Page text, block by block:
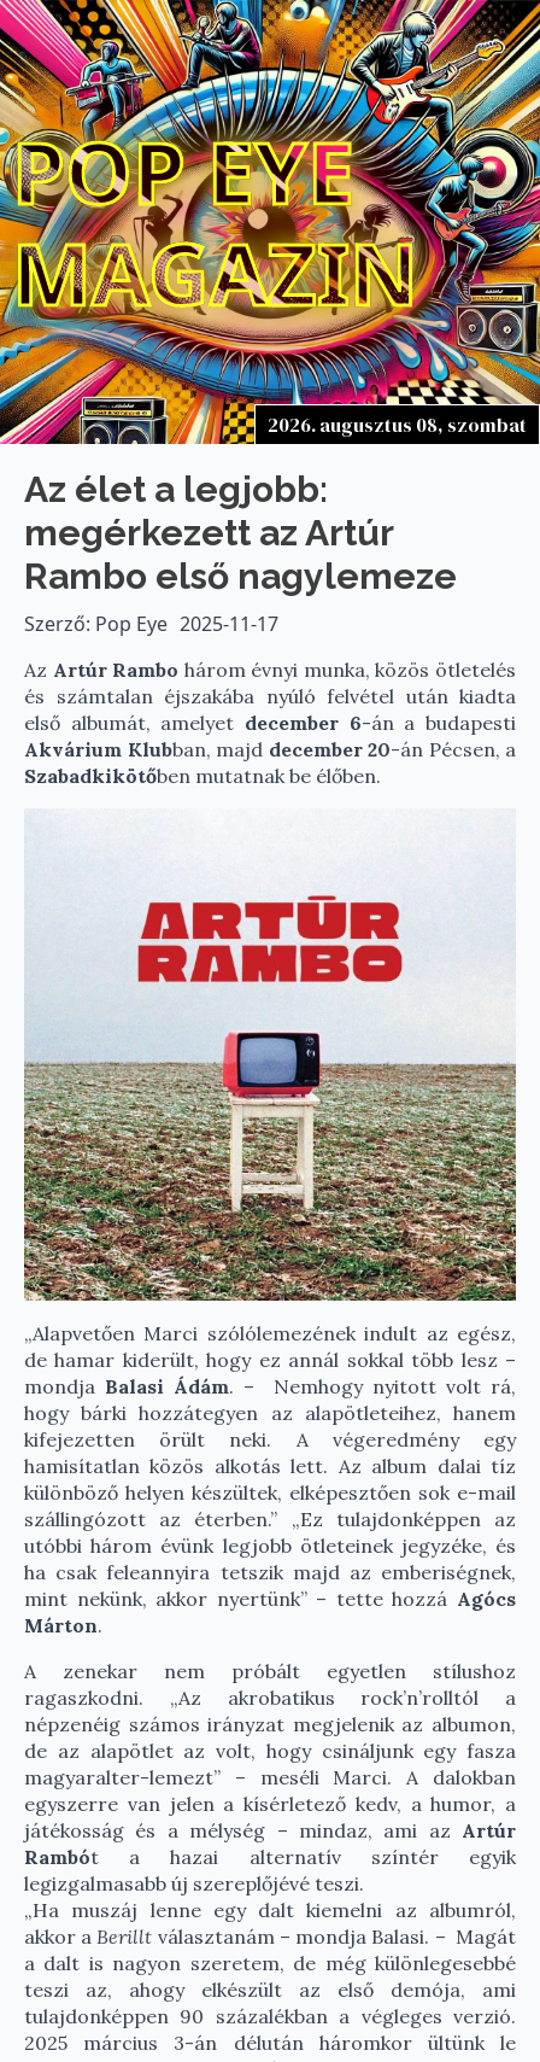
POP EYE
MAGAZIN
2026. augusztus 08, szombat
Az élet a legjobb:
megérkezett az Artúr
Rambo első nagylemeze
Szerző: Pop Eye 2025-11-17
Az Artúr Rambo három évnyi munka, közös ötletelés
és számtalan éjszakába nyúló felvétel után kiadta
első albumát, amelyet december 6-án a budapesti
Akvárium Klubban, majd december 20-án Pécsen, a
Szabadkikötőben mutatnak be élőben.
„Alapvetően Marci szólólemezének indult az egész,
de hamar kiderült, hogy ez annál sokkal több lesz –
mondja Balasi Ádám. – Nemhogy nyitott volt rá,
hogy bárki hozzátegyen az alapötleteihez, hanem
kifejezetten örült neki. A végeredmény egy
hamisítatlan közös alkotás lett. Az album dalai tíz
különböző helyen készültek, elképesztően sok e-mail
szállingózott az éterben.” „Ez tulajdonképpen az
utóbbi három évünk legjobb ötleteinek jegyzéke, és
ha csak feleannyira tetszik majd az emberiségnek,
mint nekünk, akkor nyertünk” – tette hozzá Agócs
Márton.
A zenekar nem próbált egyetlen stílushoz
ragaszkodni. „Az akrobatikus rock’n’rolltól a
népzenéig számos irányzat megjelenik az albumon,
de az alapötlet az volt, hogy csináljunk egy fasza
magyaralter-lemezt” – meséli Marci. A dalokban
egyszerre van jelen a kísérletező kedv, a humor, a
játékosság és a mélység – mindaz, ami az Artúr
Rambót a hazai alternatív színtér egyik
legizgalmasabb új szereplőjévé teszi.
„Ha muszáj lenne egy dalt kiemelni az albumról,
akkor aBerillt választanám – mondja Balasi. – Magát
a dalt is nagyon szeretem, de még különlegesebbé
teszi az, ahogy elkészült az első demója, ami
tulajdonképpen 90 százalékban a végleges verzió.
2025 március 3-án délután háromkor ültünk le